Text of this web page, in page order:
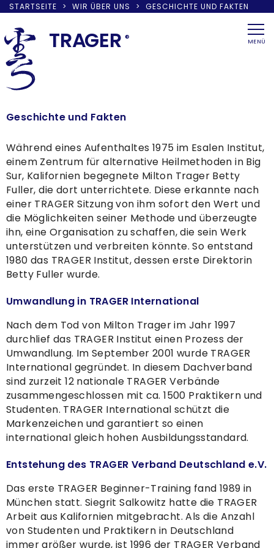
STARTSEITE > WIR ÜBER UNS > GESCHICHTE UND FAKTEN
to
content
TRAGER ® MENÜ
Geschichte und Fakten
Während eines Aufenthaltes 1975 im Esalen Institut,
einem Zentrum für alternative Heilmethoden in Big
Sur, Kalifornien begegnete Milton Trager Betty
Fuller, die dort unterrichtete. Diese erkannte nach
einer TRAGER Sitzung von ihm sofort den Wert und
die Möglichkeiten seiner Methode und überzeugte
ihn, eine Organisation zu schaffen, die sein Werk
unterstützen und verbreiten könnte. So entstand
1980 das TRAGER Institut, dessen erste Direktorin
Betty Fuller wurde.
Umwandlung in TRAGER International
Nach dem Tod von Milton Trager im Jahr 1997
durchlief das TRAGER Institut einen Prozess der
Umwandlung. Im September 2001 wurde TRAGER
International gegründet. In diesem Dachverband
sind zurzeit 12 nationale TRAGER Verbände
zusammengeschlossen mit ca. 1500 Praktikern und
Studenten. TRAGER International schützt die
Markenzeichen und garantiert so einen
international gleich hohen Ausbildungsstandard.
Entstehung des TRAGER Verband Deutschland e.V.
Das erste TRAGER Beginner-Training fand 1989 in
München statt. Siegrit Salkowitz hatte die TRAGER
Arbeit aus Kalifornien mitgebracht. Als die Anzahl
von Studenten und Praktikern in Deutschland
immer größer wurde, ist 1996 der TRAGER Verband